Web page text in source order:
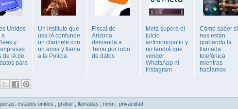
Unidos
a
y
de IA de
para
Un instituto que
usa IA confunde
un clarinete con
un arma y llama
a la Polícia
Fiscal de
Arizona
demanda a
Temu por robo
de datos
Meta supera el
juicio
antimonopolio y
no tendrá que
vender
WhatsApp ni
Instagram
Cómo saber si
nos están
grabando la
llamada
telefónica
mientras
hablamos
estados unidos grabar llamadas neon privacidad